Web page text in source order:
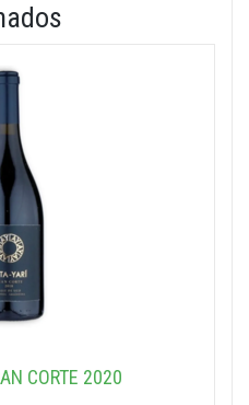
CORTE 2020